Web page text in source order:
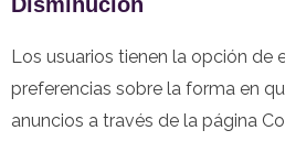
Los usuarios tienen la opción de
preferencias sobre la forma en
anuncios a través de la página